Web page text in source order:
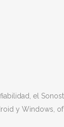
el
y Windows,